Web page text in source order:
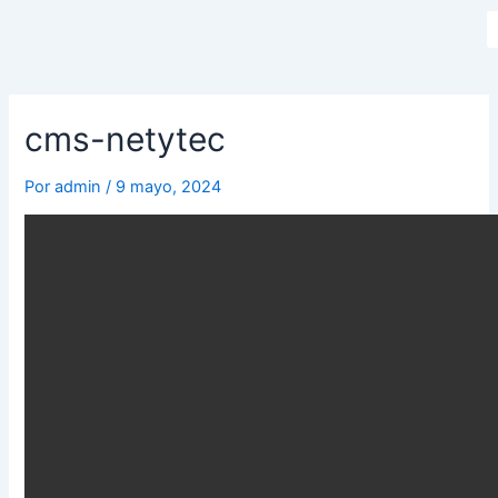
cms-netytec
Poradmin/ 9 mayo, 2024